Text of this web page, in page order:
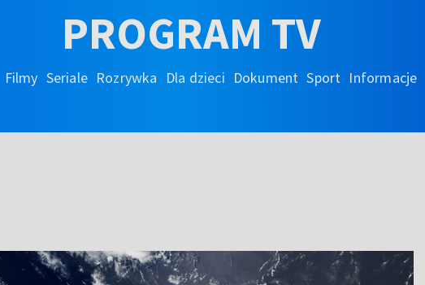
PROGRAM TV
Filmy Seriale Rozrywka Dla dzieci Dokument Sport Informacje